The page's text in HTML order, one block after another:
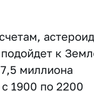
астероид
к
миллиона
1900 по 2200